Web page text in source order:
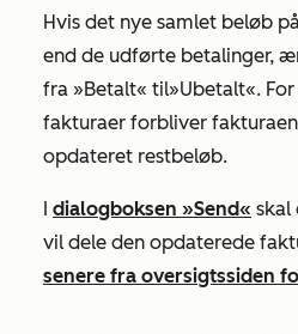
Hvis det nye samlet beløb
end de udførte betalinger,
fra »Betalt« til»Ubetalt«.
fakturaer forbliver fakturaen
opdateret restbeløb.
I dialogboksen »Send« skal
vil dele den opdaterede
senere fra oversigtssiden